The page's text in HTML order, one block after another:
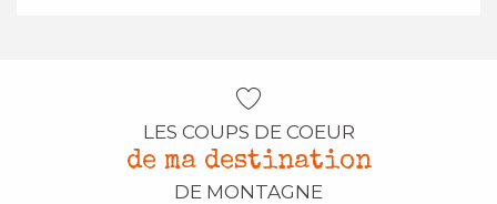
LES COUPS DE COEUR
de ma destination
DE MONTAGNE